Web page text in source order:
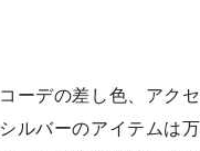
コーデの差し色、アク
シルバーのアイテムは